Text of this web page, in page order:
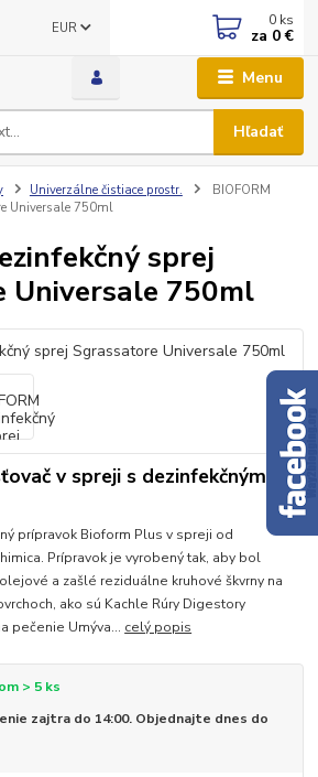
Menu
EUR
Hľadať
0 ks
za 0 €
Univerzálne čistiace prostr.
BIOFORM
Universale 750ml
sprej
Universale 750ml
v spreji s dezinfekčným
prípravok Bioform Plus v spreji od
Prípravok je vyrobený tak, aby bol
a zašlé reziduálne kruhové škvrny na
ako sú Kachle Rúry Digestory
pečenie Umýva... celý popis
> 5 ks
zajtra do 14:00. Objednajte dnes do